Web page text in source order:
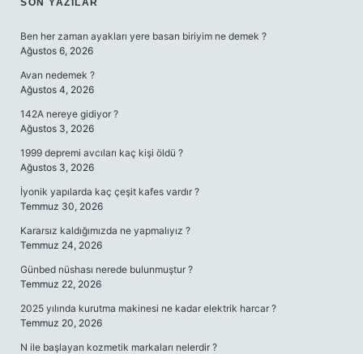
SIDEBAR
SON YAZILAR
Ben her zaman ayakları yere basan biriyim ne demek ?
Ağustos 6, 2026
Avan nedemek ?
Ağustos 4, 2026
142A nereye gidiyor ?
Ağustos 3, 2026
1999 depremi avcıları kaç kişi öldü ?
Ağustos 3, 2026
İyonik yapılarda kaç çeşit kafes vardır ?
Temmuz 30, 2026
Kararsız kaldığımızda ne yapmalıyız ?
Temmuz 24, 2026
Günbed nüshası nerede bulunmuştur ?
Temmuz 22, 2026
2025 yılında kurutma makinesi ne kadar elektrik harcar ?
Temmuz 20, 2026
N ile başlayan kozmetik markaları nelerdir ?